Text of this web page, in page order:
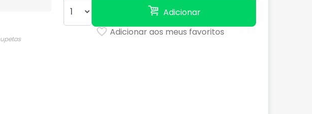
Adicionar
Adicionar aos meus favoritos